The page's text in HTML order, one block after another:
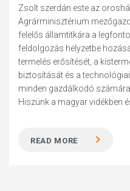
Zsolt szerdán este az
Agrárminisztérium
felelős államtitkára a
feldolgozás helyzetbe
termelés erősítését, a
biztosítását és a
minden gazdálkodó számára
Hiszünk a magyar vidékben
READ MORE